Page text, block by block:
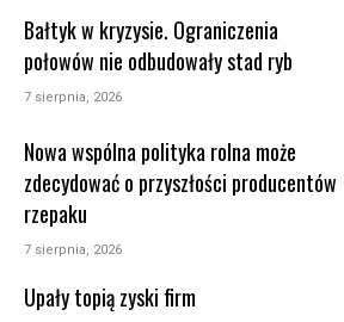
Bałtyk w kryzysie. Ograniczenia
połowów nie odbudowały stad ryb
7 sierpnia, 2026
Nowa wspólna polityka rolna może
zdecydować o przyszłości producentów
rzepaku
7 sierpnia, 2026
Upały topią zyski firm